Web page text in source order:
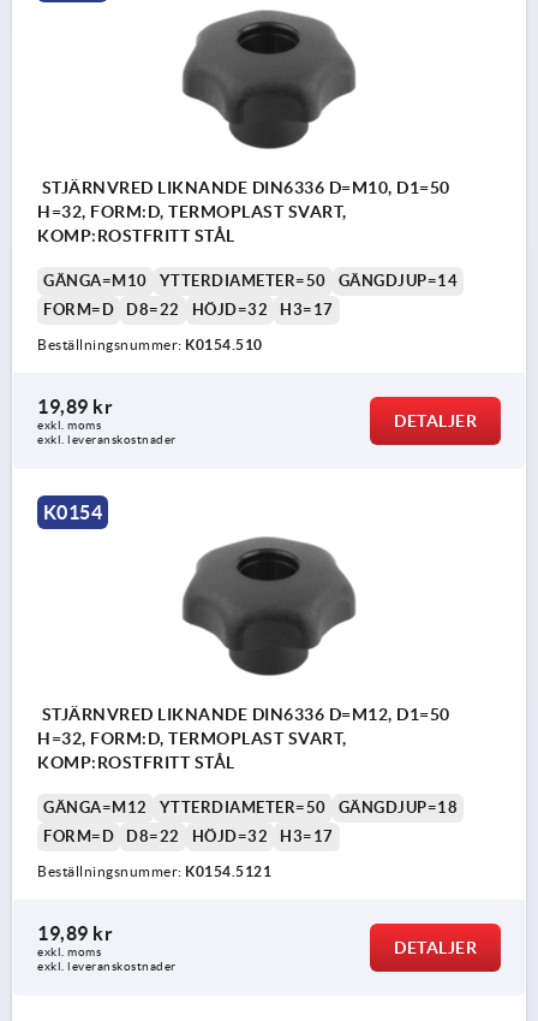
STJÄRNVRED LIKNANDE DIN6336 D=M10, D1=50
H=32, FORM:D, TERMOPLAST SVART,
KOMP:ROSTFRITT STÅL
GÄNGA=M10 YTTERDIAMETER=50
GÄNGDJUP=14
FORM=D
D8=22 HÖJD=32 H3=17
Beställningsnummer: K0154.510
19,89 kr
exkl. moms
exkl. leveranskostnader
DETALJER
K0154
STJÄRNVRED LIKNANDE DIN6336 D=M12, D1=50
H=32, FORM:D, TERMOPLAST SVART,
KOMP:ROSTFRITT STÅL
GÄNGA=M12 YTTERDIAMETER=50
GÄNGDJUP=18
FORM=D
D8=22 HÖJD=32 H3=17
Beställningsnummer: K0154.5121
19,89 kr
exkl. moms
exkl. leveranskostnader
DETALJER